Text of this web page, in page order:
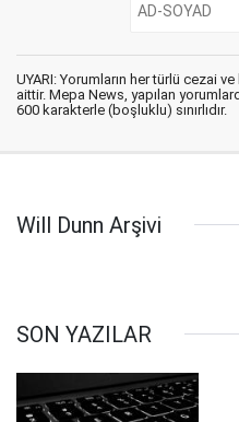
UYARI: Yorumların her türlü cezai
aittir. Mepa News, yapılan
600 karakterle (boşluklu) sınırlıdır.
Will Dunn Arşivi
SON YAZILAR